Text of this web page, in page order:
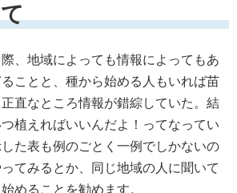
、地域によっても情報によってもあ
ことと、種から始める人もいれば苗
直なところ情報が錯綜していた。結
植えればいいんだよ！ってなってい
た表も例のごとく一例でしかないの
てみるとか、同じ地域の人に聞いて
めることを勧めます。